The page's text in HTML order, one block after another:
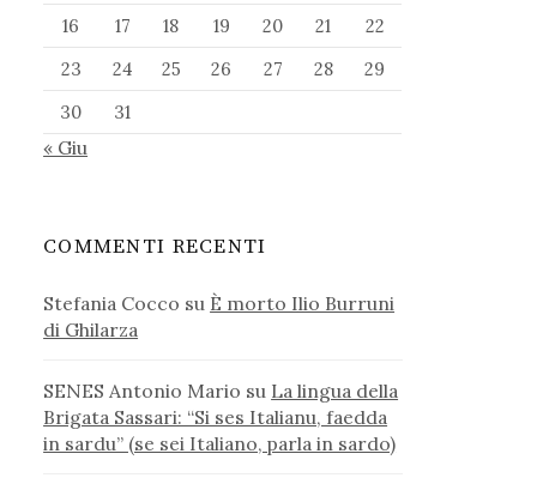
16
17 18 19 20 21
22
23
24 25 26 27 28
29
30
31
« Giu
COMMENTI RECENTI
Stefania Cocco su È morto Ilio Burruni
di Ghilarza
SENES Antonio Mario su La lingua della
Brigata Sassari: “Si ses Italianu, faedda
in sardu” (se sei Italiano, parla in sardo)